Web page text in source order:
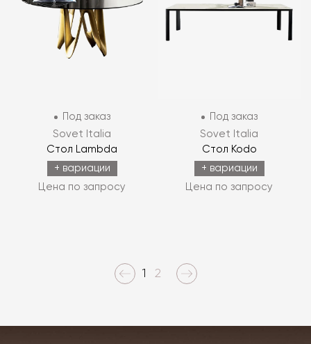
Под заказ
Sovet Italia
Стол Lambda
+ вариации
Цена по запросу
Под заказ
Sovet Italia
Стол Kodo
+ вариации
Цена по запросу
1 2